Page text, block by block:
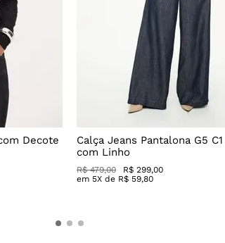
Decote
Calça Jeans Pantalona G5 C1
com Linho
R$ 479,00 R$ 299,00
em 5X de R$ 59,80